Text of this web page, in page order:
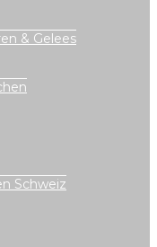
& Gelees
Schweiz